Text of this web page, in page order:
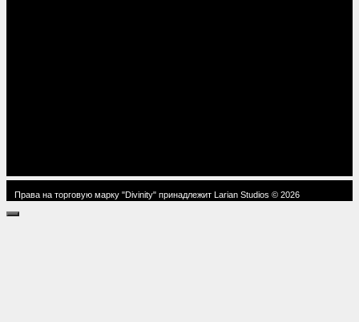
Права на торговую марку "Divinity" принадлежит Larian Studios © 2026
Закрыть